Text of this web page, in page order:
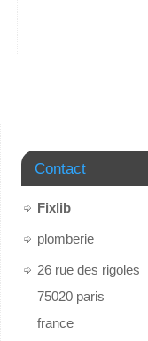
Contact
Fixlib
plomberie
26 rue des rigoles
75020 paris
france